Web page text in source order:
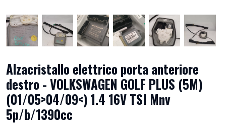
Alzacristallo elettrico porta anteriore
destro - VOLKSWAGEN GOLF PLUS (5M)
(01/05>04/09<) 1.4 16V TSI Mnv
5p/b/1390cc